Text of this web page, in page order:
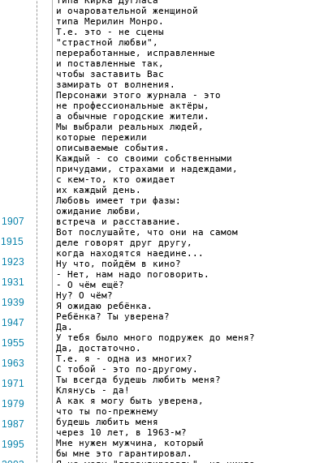
1907
1915
1923
1931
1939
1947
1955
1963
1971
1979
1987
1995
и очаровательной женщиной
типа Мерилин Монро.
Т.е. это - не сцены
"страстной любви",
переработанные, исправленные
и поставленные так,
чтобы заставить Вас
замирать от волнения.
Персонажи этого журнала - это
не профессиональные актёры,
а обычные городские жители.
Мы выбрали реальных людей,
которые пережили
описываемые события.
Каждый - со своими собственными
причудами, страхами и надеждами,
с кем-то, кто ожидает
их каждый день.
Любовь имеет три фазы:
ожидание любви,
встреча и расставание.
Вот послушайте, что они на самом
деле говорят друг другу,
когда находятся наедине...
Ну что, пойдём в кино?
- Нет, нам надо поговорить.
- О чём ещё?
Ну? О чём?
Я ожидаю ребёнка.
Ребёнка? Ты уверена?
Да.
У тебя было много подружек до меня?
Да, достаточно.
Т.е. я - одна из многих?
С тобой - это по-другому.
Ты всегда будешь любить меня?
Клянусь - да!
А как я могу быть уверена,
что ты по-прежнему
будешь любить меня
через 10 лет, в 1963-м?
Мне нужен мужчина, который
бы мне это гарантировал.